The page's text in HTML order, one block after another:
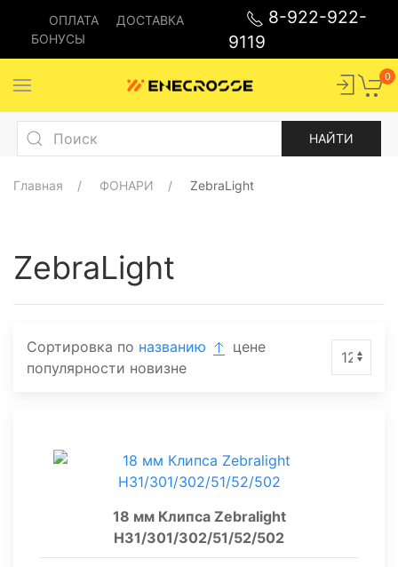
ОПЛАТА
ДОСТАВКА
БОНУСЫ
8-922-922-
9119
0
Главная ФОНАРИ ZebraLight
ZebraLight
Сортировка по названию
цене
популярности новизне
18 мм Клипса Zebralight
H31/301/302/51/52/502